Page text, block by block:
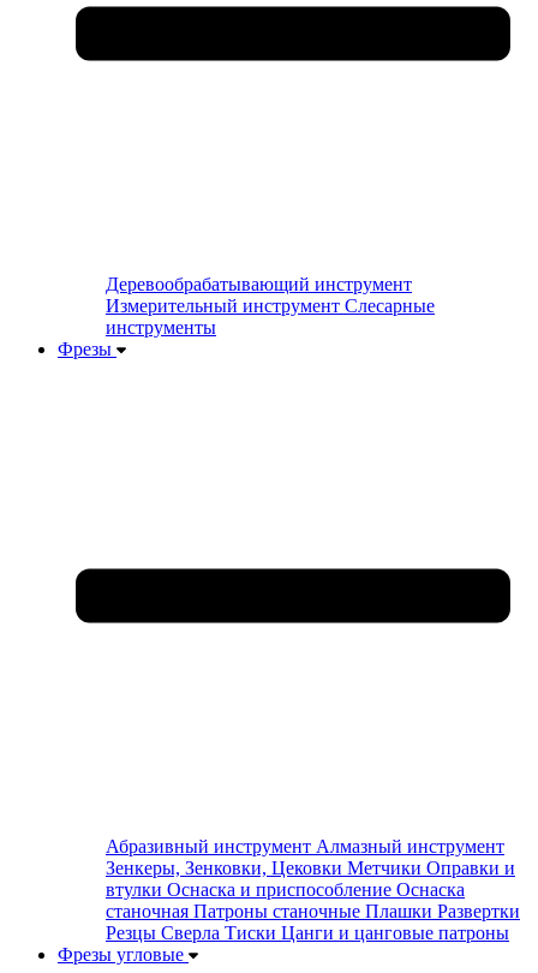
Деревообрабатывающий инструмент
Измерительный инструмент Слесарные
инструменты
Фрезы
Абразивный инструмент Алмазный инструмент
Зенкеры, Зенковки, Цековки Метчики Оправки и
втулки Оснаска и приспособление Оснаска
станочная Патроны станочные Плашки Развертки
Резцы Сверла Тиски Цанги и цанговые патроны
Фрезы угловые